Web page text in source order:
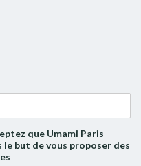
que Umami Paris
but de vous proposer des